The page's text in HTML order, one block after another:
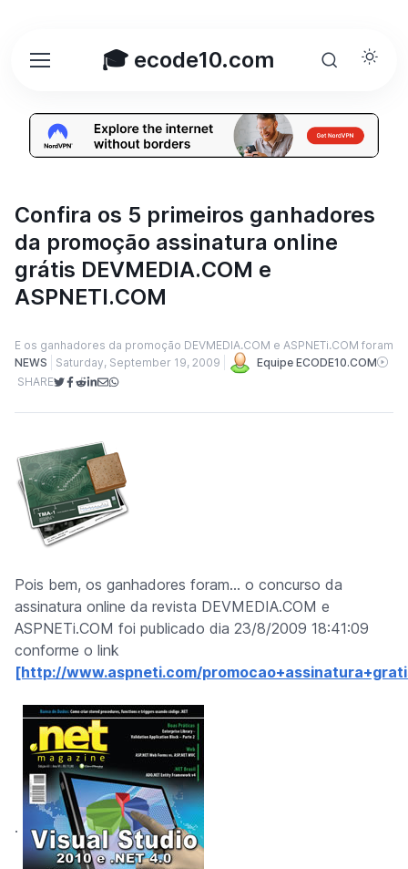
🎓 ecode10.com
Confira os 5 primeiros ganhadores
da promoção assinatura online
grátis DEVMEDIA.COM e
ASPNETI.COM
E os ganhadores da promoção DEVMEDIA.COM e ASPNETi.COM foram
NEWS
Saturday, September 19, 2009
Equipe ECODE10.COM
SHARE
Pois bem, os ganhadores foram… o concurso da
assinatura online da revista DEVMEDIA.COM e
ASPNETi.COM foi publicado dia 23/8/2009 18:41:09
conforme o link
[http://www.aspneti.com/
.